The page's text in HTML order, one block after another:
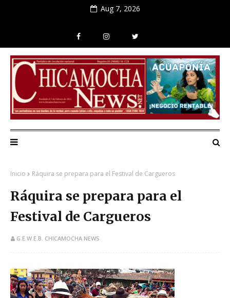
Aug 7, 2026
Inicio Ráquira se prepara para el Festival de Cargueros
Ráquira se prepara para el
Festival de Cargueros
G.E.W.E.B. CHICAMOCHA NEWS